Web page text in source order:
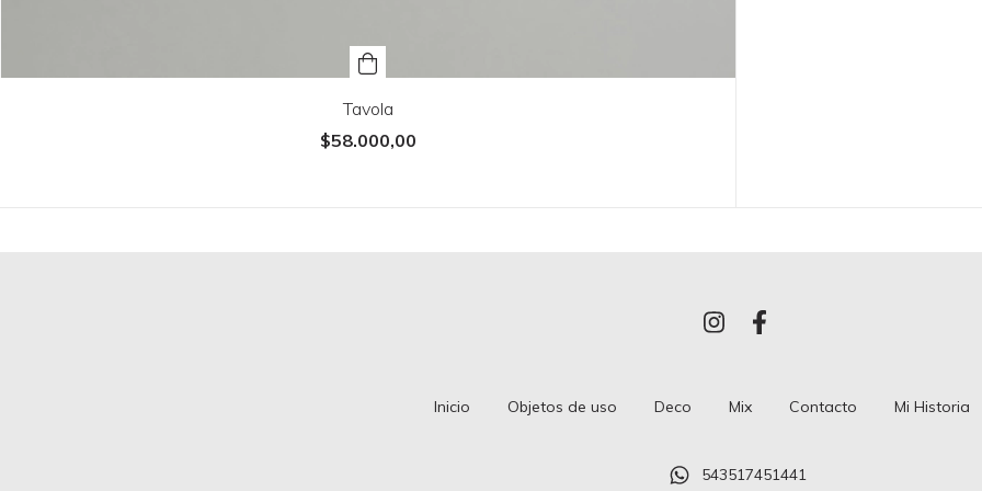
Tavola
$58.000,00
Inicio Objetos de uso Deco Mix Contacto Mi Historia
543517451441